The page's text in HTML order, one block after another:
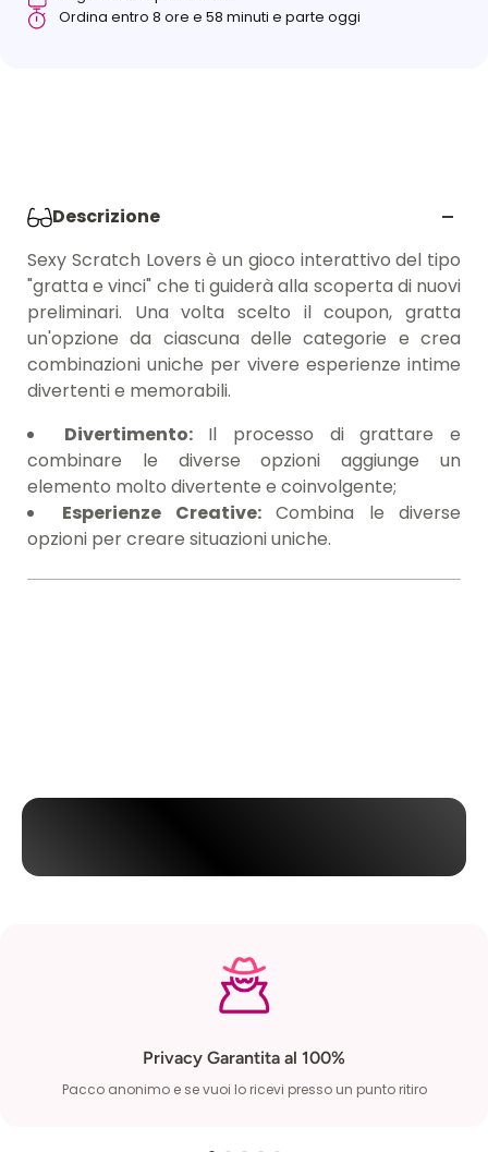
Ordina entro 8 ore e 58 minuti e parte oggi
Descrizione
Sexy Scratch Lovers è un gioco interattivo del tipo
"gratta e vinci" che ti guiderà alla scoperta di nuovi
preliminari. Una volta scelto il coupon, gratta
un'opzione da ciascuna delle categorie e crea
combinazioni uniche per vivere esperienze intime
divertenti e memorabili.
Divertimento:Il processo di grattare e
combinare le diverse opzioni aggiunge un
elemento molto divertente e coinvolgente;
Esperienze Creative:Combina le diverse
opzioni per creare situazioni uniche.
Privacy Garantita al 100%
Pacco anonimo e se vuoi lo ricevi presso un punto ritiro